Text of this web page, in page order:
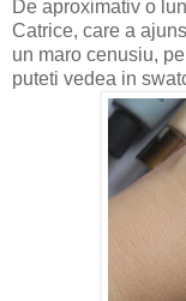
De aproximativ o
Catrice, care a
un maro cenusiu,
puteti vedea in